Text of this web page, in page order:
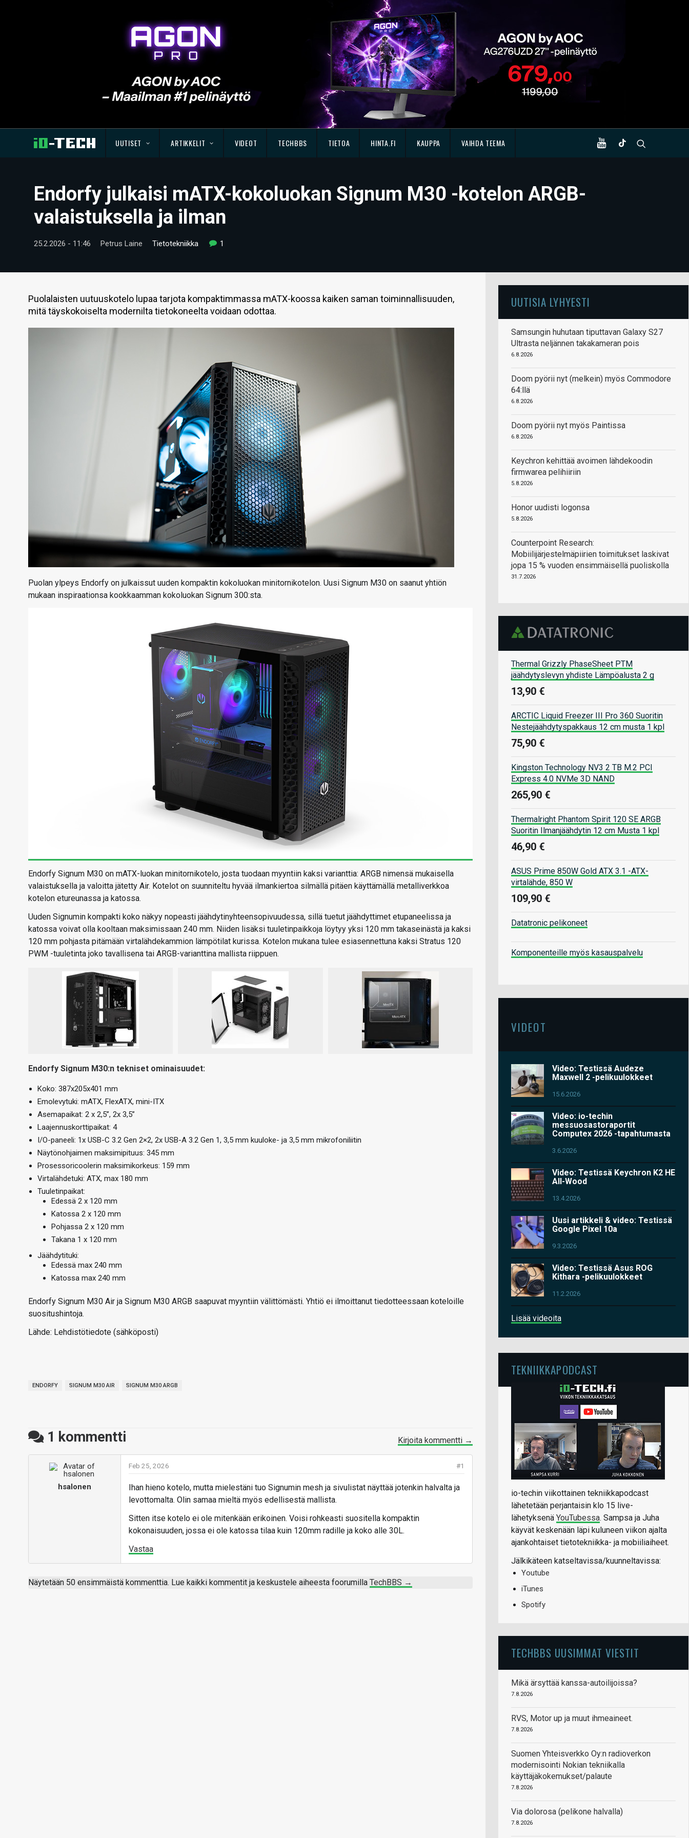
UUTISET ARTIKKELIT VIDEOT TECHBBS TIETOA HINTA.FI KAUPPA VAIHDA TEEMA
Endorfy julkaisi mATX-kokoluokan Signum M30 -kotelon ARGB-
valaistuksella ja ilman
25.2.2026 - 11:46 Petrus Laine Tietotekniikka 1
Puolalaisten uutuuskotelo lupaa tarjota kompaktimmassa mATX-koossa kaiken saman toiminnallisuuden,
mitä täyskokoiselta modernilta tietokoneelta voidaan odottaa.
Puolan ylpeys Endorfy on julkaissut uuden kompaktin kokoluokan minitornikotelon. Uusi Signum M30 on saanut yhtiön
mukaan inspiraationsa kookkaamman kokoluokan Signum 300:sta.
Endorfy Signum M30 on mATX-luokan minitornikotelo, josta tuodaan myyntiin kaksi varianttia: ARGB nimensä mukaisella
valaistuksella ja valoitta jätetty Air. Kotelot on suunniteltu hyvää ilmankiertoa silmällä pitäen käyttämällä metalliverkkoa
kotelon etureunassa ja katossa.
Uuden Signumin kompakti koko näkyy nopeasti jäähdytinyhteensopivuudessa, sillä tuetut jäähdyttimet etupaneelissa ja
katossa voivat olla kooltaan maksimissaan 240 mm. Niiden lisäksi tuuletinpaikkoja löytyy yksi 120 mm takaseinästä ja kaksi
120 mm pohjasta pitämään virtalähdekammion lämpötilat kurissa. Kotelon mukana tulee esiasennettuna kaksi Stratus 120
PWM -tuuletinta joko tavallisena tai ARGB-varianttina mallista riippuen.
Endorfy Signum M30:n tekniset ominaisuudet:
Koko: 387x205x401 mm
Emolevytuki: mATX, FlexATX, mini-ITX
Asemapaikat: 2 x 2,5”, 2x 3,5”
Laajennuskorttipaikat: 4
I/O-paneeli: 1x USB-C 3.2 Gen 2×2, 2x USB-A 3.2 Gen 1, 3,5 mm kuuloke- ja 3,5 mm mikrofoniliitin
Näytönohjaimen maksimipituus: 345 mm
Prosessoricoolerin maksimikorkeus: 159 mm
Virtalähdetuki: ATX, max 180 mm
Tuuletinpaikat:
Edessä 2 x 120 mm
Katossa 2 x 120 mm
Pohjassa 2 x 120 mm
Takana 1 x 120 mm
Jäähdytituki:
Edessä max 240 mm
Katossa max 240 mm
Endorfy Signum M30 Air ja Signum M30 ARGB saapuvat myyntiin välittömästi. Yhtiö ei ilmoittanut tiedotteessaan koteloille
suositushintoja.
Lähde: Lehdistötiedote (sähköposti)
ENDORFY SIGNUM M30 AIR SIGNUM M30 ARGB
1 kommentti Kirjoita kommentti →
hsalonen
#1
Feb 25, 2026
Ihan hieno kotelo, mutta mielestäni tuo Signumin mesh ja sivulistat näyttää jotenkin halvalta ja
levottomalta. Olin samaa mieltä myös edellisestä mallista.
Sitten itse kotelo ei ole mitenkään erikoinen. Voisi rohkeasti suositella kompaktin
kokonaisuuden, jossa ei ole katossa tilaa kuin 120mm radille ja koko alle 30L.
Vastaa
Näytetään 50 ensimmäistä kommenttia. Lue kaikki kommentit ja keskustele aiheesta foorumilla TechBBS →
UUTISIA LYHYESTI
Samsungin huhutaan tiputtavan Galaxy S27
Ultrasta neljännen takakameran pois
6.8.2026
Doom pyörii nyt (melkein) myös Commodore
64:llä
6.8.2026
Doom pyörii nyt myös Paintissa
6.8.2026
Keychron kehittää avoimen lähdekoodin
firmwarea pelihiiriin
5.8.2026
Honor uudisti logonsa
5.8.2026
Counterpoint Research:
Mobiilijärjestelmäpiirien toimitukset laskivat
jopa 15 % vuoden ensimmäisellä puoliskolla
31.7.2026
Thermal Grizzly PhaseSheet PTM
jäähdytyslevyn yhdiste Lämpöalusta 2 g
13,90 €
ARCTIC Liquid Freezer III Pro 360 Suoritin
Nestejäähdytyspakkaus 12 cm musta 1 kpl
75,90 €
Kingston Technology NV3 2 TB M.2 PCI
Express 4.0 NVMe 3D NAND
265,90 €
Thermalright Phantom Spirit 120 SE ARGB
Suoritin Ilmanjäähdytin 12 cm Musta 1 kpl
46,90 €
ASUS Prime 850W Gold ATX 3.1 -ATX-
virtalähde, 850 W
109,90 €
Datatronic pelikoneet
Komponenteille myös kasauspalvelu
VIDEOT
Video: Testissä Audeze
Maxwell 2 -pelikuulokkeet
15.6.2026
Video: io-techin
messuosastoraportit
Computex 2026 -tapahtumasta
3.6.2026
Video: Testissä Keychron K2 HE
All-Wood
13.4.2026
Uusi artikkeli & video: Testissä
Google Pixel 10a
9.3.2026
Video: Testissä Asus ROG
Kithara -pelikuulokkeet
11.2.2026
Lisää videoita
TEKNIIKKAPODCAST
io-techin viikottainen tekniikkapodcast
lähetetään perjantaisin klo 15 live-
lähetyksenä YouTubessa. Sampsa ja Juha
käyvät keskenään läpi kuluneen viikon ajalta
ajankohtaiset tietotekniikka- ja mobiiliaiheet.
Jälkikäteen katseltavissa/kuunneltavissa:
Youtube
iTunes
Spotify
TECHBBS UUSIMMAT VIESTIT
Mikä ärsyttää kanssa-autoilijoissa?
7.8.2026
RVS, Motor up ja muut ihmeaineet.
7.8.2026
Suomen Yhteisverkko Oy:n radioverkon
modernisointi Nokian tekniikalla
käyttäjäkokemukset/palaute
7.8.2026
Via dolorosa (pelikone halvalla)
7.8.2026